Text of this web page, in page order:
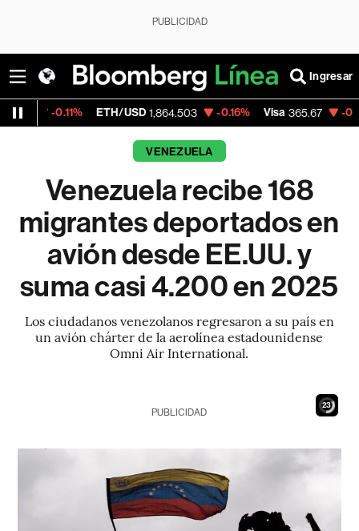
PUBLICIDAD
Ingresar
ETH/USD 1,864.503 -0.16% Visa 365.67 -0.13%
VENEZUELA
Venezuela recibe 168
migrantes deportados en
avión desde EE.UU. y
suma casi 4.200 en 2025
Los ciudadanos venezolanos regresaron a su país en
un avión chárter de la aerolínea estadounidense
Omni Air International.
22
PUBLICIDAD